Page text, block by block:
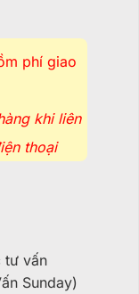
phí giao
khi liên
thoại
tư vấn
Sunday)